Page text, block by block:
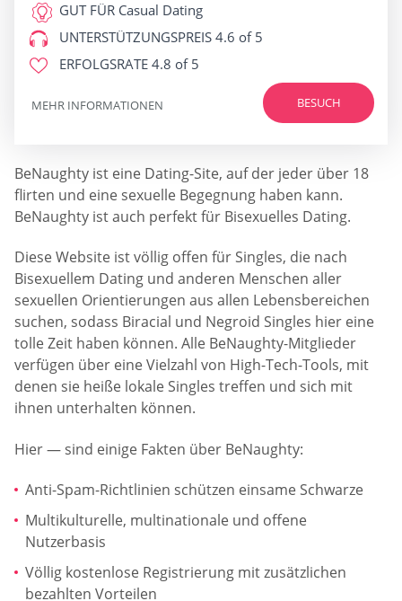
GUT FÜR Casual Dating
UNTERSTÜTZUNGSPREIS 4.6 of 5
ERFOLGSRATE 4.8 of 5
BESUCH
MEHR INFORMATIONEN
BeNaughty ist eine Dating-Site, auf der jeder über 18
flirten und eine sexuelle Begegnung haben kann.
BeNaughty ist auch perfekt für Bisexuelles Dating.
Diese Website ist völlig offen für Singles, die nach
Bisexuellem Dating und anderen Menschen aller
sexuellen Orientierungen aus allen Lebensbereichen
suchen, sodass Biracial und Negroid Singles hier eine
tolle Zeit haben können. Alle BeNaughty-Mitglieder
verfügen über eine Vielzahl von High-Tech-Tools, mit
denen sie heiße lokale Singles treffen und sich mit
ihnen unterhalten können.
Hier — sind einige Fakten über BeNaughty:
Anti-Spam-Richtlinien schützen einsame Schwarze
Multikulturelle, multinationale und offene
Nutzerbasis
Völlig kostenlose Registrierung mit zusätzlichen
bezahlten Vorteilen